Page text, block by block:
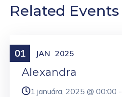
Related Events
01 JAN 2025
Meniny
Alexandra
1 januára, 2025 @ 00:00 -